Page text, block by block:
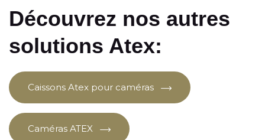
Découvrez nos autres
solutions Atex:
Caissons Atex pour caméras
Caméras ATEX